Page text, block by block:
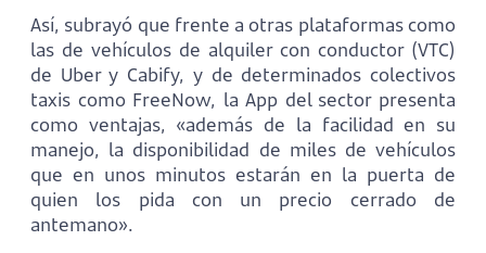
Así, subrayó que frente a otras plataformas como
las de vehículos de alquiler con conductor (VTC)
de Uber y Cabify, y de determinados colectivos
taxis como FreeNow, la App del sector presenta
como ventajas, «además de la facilidad en su
manejo, la disponibilidad de miles de vehículos
que en unos minutos estarán en la puerta de
quien los pida con un precio cerrado de
antemano».